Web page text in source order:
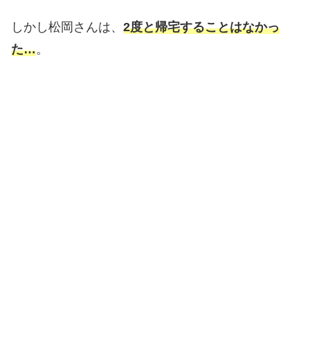
しかし松岡さんは、 2度と帰宅することはなかっ
た…。